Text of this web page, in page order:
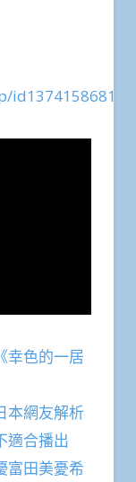
id1374158681
幸色的一居
本網友解析
適合播出
富田美憂希